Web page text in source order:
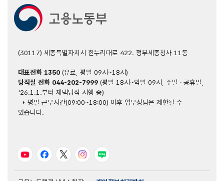
(30117) 세종특별자치시 한누리대로 422. 정부세종청사 11동
대표전화 1350(유료, 평일 09시~18시)
당직실 전화 044-202-7999(평일 18시~익일 09시, 주말 · 공휴일,
'26.1.1.부터 재택당직 시행 중)
* 평일 근무시간(09:00~18:00) 이후 업무상담은 제한될 수
있습니다.
유튜브 페이스북트위터 인스타그램
블로그